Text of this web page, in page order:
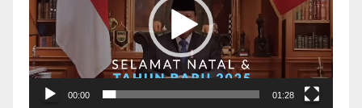
00:00 01:28